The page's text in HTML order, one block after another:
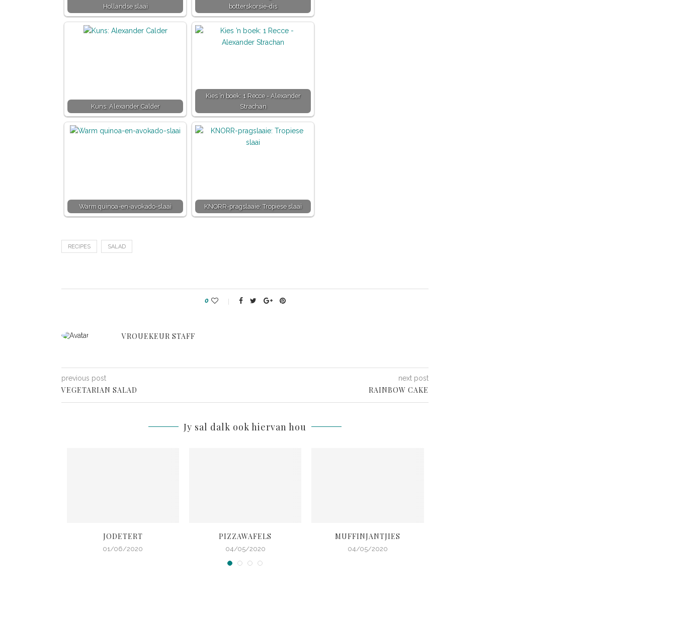
Hollandse slaai
botterskorsie-dis
Kuns: Alexander Calder
Kies ’n boek: 1 Recce - Alexander
Strachan
Warm quinoa-en-avokado-slaai KNORR-pragslaaie: Tropiese slaai
RECIPES SALAD
0
VROUEKEUR STAFF
previous post
VEGETARIAN SALAD
next post
RAINBOW CAKE
Jy sal dalk ook hiervan hou
JODETERT
01/06/2020
PIZZAWAFELS
04/05/2020
MUFFINJANTJIES
04/05/2020